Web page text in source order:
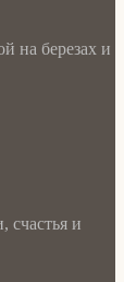
на березах и
счастья и